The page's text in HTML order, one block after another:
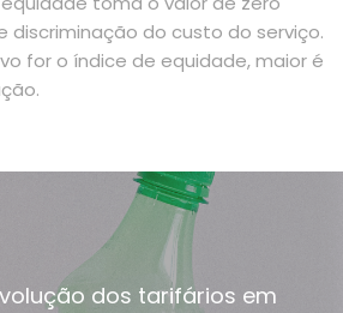
discriminação do custo do serviço.
for o índice de equidade, maior é
dos tarifários em